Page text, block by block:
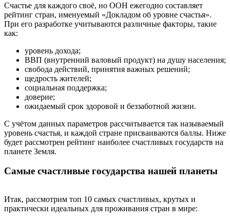
Счастье для каждого своё, но ООН ежегодно составляет
рейтинг стран, именуемый «Докладом об уровне счастья».
При его разработке учитываются различные факторы, такие
как:
уровень дохода;
ВВП (внутренний валовый продукт) на душу населения;
свобода действий, принятия важных решений;
щедрость жителей;
социальная поддержка;
доверие;
ожидаемый срок здоровой и беззаботной жизни.
С учётом данных параметров рассчитывается так называемый
уровень счастья, и каждой стране присваиваются баллы. Ниже
будет рассмотрен рейтинг наиболее счастливых государств на
планете Земля.
Самые счастливые государства нашей планеты
Итак, рассмотрим топ 10 самых счастливых, крутых и
практически идеальных для проживания стран в мире: